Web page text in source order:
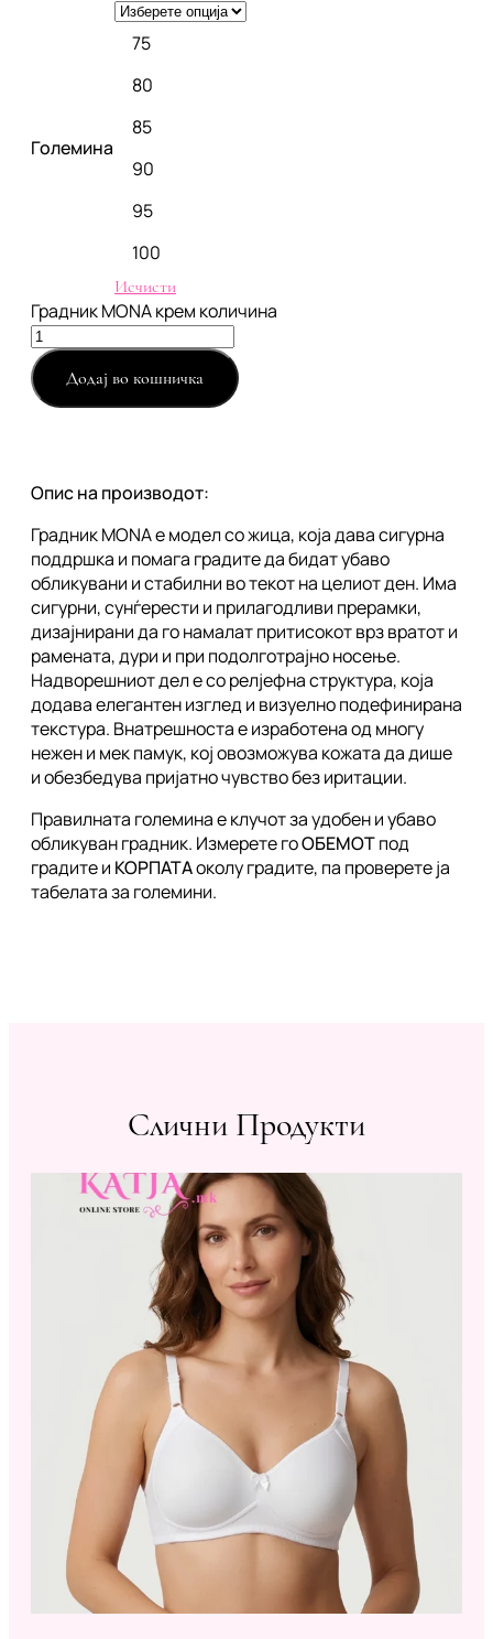
Големина
75
80
85
90
95
100
Исчисти
Градник MONA крем количина
Додај во кошничка
Опис на производот:
Градник MONA e модел со жица, која дава сигурна
поддршка и помага градите да бидат убаво
обликувани и стабилни во текот на целиот ден. Има
сигурни, сунѓерести и прилагодливи прерамки,
дизајнирани да го намалат притисокот врз вратот и
рамената, дури и при подолготрајно носење.
Надворешниот дел е со релјефна структура, која
додава елегантен изглед и визуелно подефинирана
текстура. Внатрешноста е изработена од многу
нежен и мек памук, кој овозможува кожата да дише
и обезбедува пријатно чувство без иритации.
Правилната големина е клучот за удобен и убаво
обликуван градник. Измерете гоОБЕМОТпод
градите и КОРПАТАоколу градите, па проверете ја
табелата за големини.
Слични Продукти